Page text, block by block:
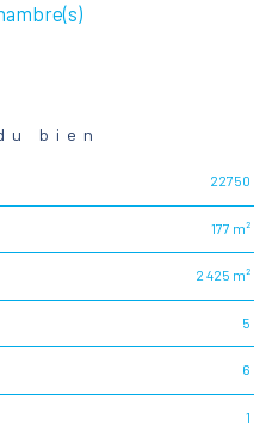
bien
22750
177 m²
2 425 m²
5
6
1